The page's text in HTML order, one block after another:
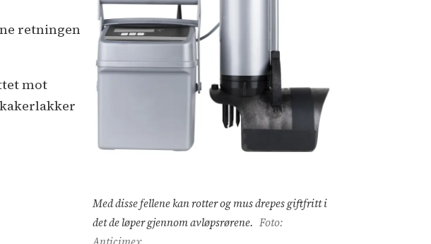
Med disse fellene kan rotter og mus drepes giftfritt i
det de løper gjennom avløpsrørene. Foto:
retningen
mot